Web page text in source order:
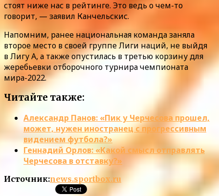
стоят ниже нас в рейтинге. Это ведь о чем-то
говорит, — заявил Канчельскис.
Напомним, ранее национальная команда заняла
второе место в своей группе Лиги наций, не выйдя
в Лигу А, а также опустилась в третью корзину для
жеребьевки отборочного турнира чемпионата
мира-2022.
Читайте также:
Александр Панов: «Пик у Черчесова прошел,
может, нужен иностранец с прогрессивным
видением футбола?»
Геннадий Орлов: «Какой смысл отправлять
Черчесова в отставку?»
Источник:news.sportbox.ru